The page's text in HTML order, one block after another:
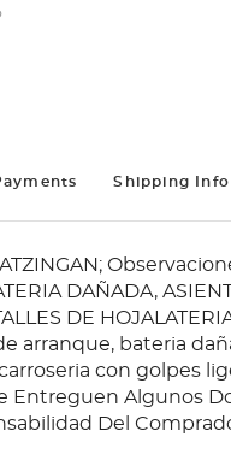
Shipping Info
DAÑADA,
DE
arranque, bateria
con golpes
Entreguen Algunos
Del